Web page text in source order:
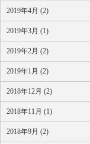
2019年4月 (2)
2019年3月 (1)
2019年2月 (2)
2019年1月 (2)
2018年12月 (2)
2018年11月 (1)
2018年9月 (2)